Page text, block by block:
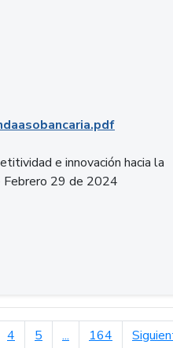
e innovación hacia la
Febrero 29 de 2024
4 5 ... 164